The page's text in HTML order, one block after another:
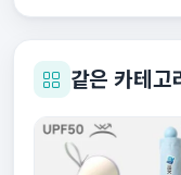
같은 카테고